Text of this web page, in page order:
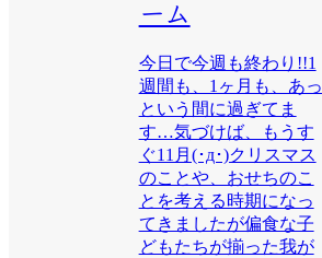
ーム
今日で今週も終わり!!1
週間も、1ヶ月も、あっ
という間に過ぎてま
す…気づけば、もうす
ぐ11月(･д･)クリスマス
のことや、おせちのこ
とを考える時期になっ
てきましたが偏食な子
どもたちが揃った我が